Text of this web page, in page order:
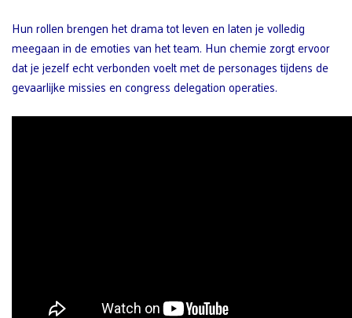
Hun rollen brengen het drama tot leven en laten je volledig
meegaan in de emoties van het team. Hun chemie zorgt ervoor
dat je jezelf echt verbonden voelt met de personages tijdens de
gevaarlijke missies en congress delegation operaties.